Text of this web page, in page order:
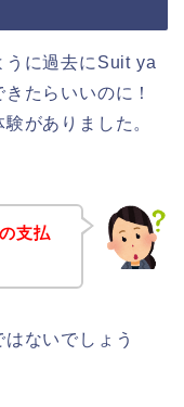
うに過去にSuit ya
たらいいのに！
がありました。
支払
ないでしょう